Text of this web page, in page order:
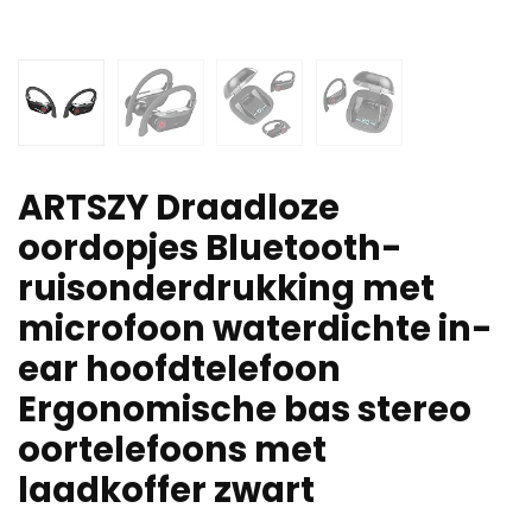
ARTSZY Draadloze
oordopjes Bluetooth-
ruisonderdrukking met
microfoon waterdichte in-
ear hoofdtelefoon
Ergonomische bas stereo
oortelefoons met
laadkoffer zwart